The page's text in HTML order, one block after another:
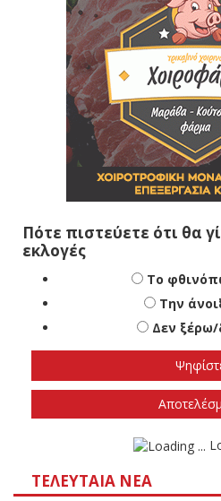
Πότε πιστεύετε ότι θα
εκλογές
Το
Την
Δεν